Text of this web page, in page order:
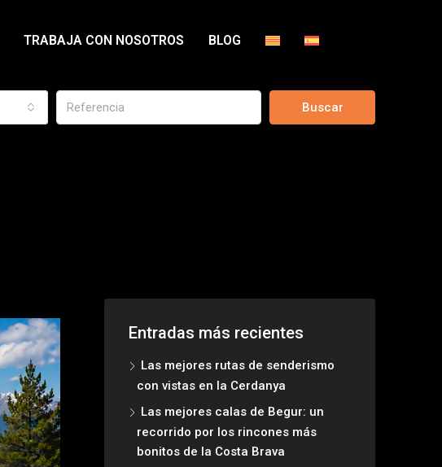
TRABAJA CON NOSOTROS BLOG
Buscar
Entradas más recientes
Las mejores rutas de senderismo
con vistas en la Cerdanya
Las mejores calas de Begur: un
recorrido por los rincones más
bonitos de la Costa Brava